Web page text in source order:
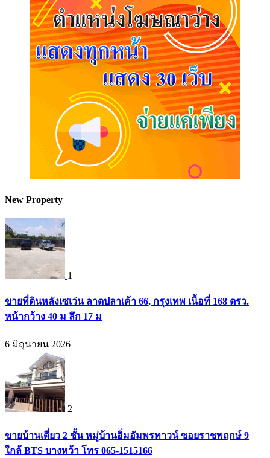
New Property
1
ขายที่ดินหลังเซเว่น ลาดปลาเค้า 66, กรุงเทพ เนื้อที่ 168 ตรว.
หน้ากว้าง 40 ม ลึก 17 ม
6 มิถุนายน 2026
2
ขายบ้านเดี่ยว 2 ชั้น หมู่บ้านอิ่มอัมพรทาวน์ ซอยราชพฤกษ์ 9
ใกล้ BTS บางหว้า โทร 065-1515166